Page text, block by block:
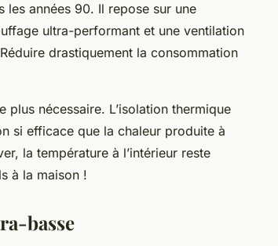
les années 90. Il repose sur une
ultra-performant et une ventilation
drastiquement la consommation
plus nécessaire. L’isolation thermique
si efficace que la chaleur produite à
la température à l’intérieur reste
à la maison !
basse